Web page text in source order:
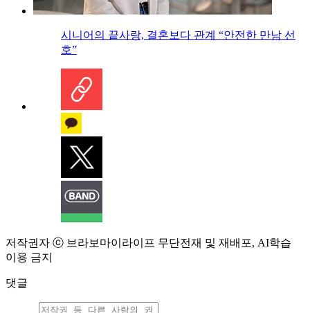
시니어의 끝사랑, 결혼보다 관계 “안전한 만남 선
호”
저작권자 ⓒ 브라보마이라이프 무단전재 및 재배포, AI학습
이용 금지
댓글